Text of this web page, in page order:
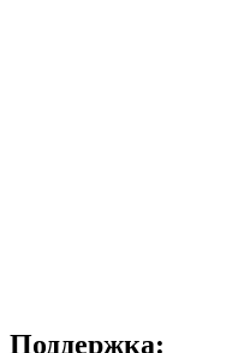
Поддержка: